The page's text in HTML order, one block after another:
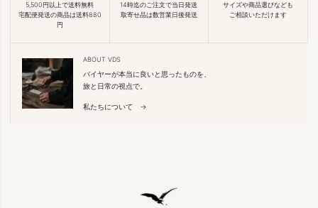
5,500円以上で送料無料
宅配便発送の商品は送料880
円
14時迄のご注文で当日発送
取寄せ品は数営業日後発送
サイズや商品選びなども
ご相談いただけます
ABOUT VDS
バイヤーが本当に良いと思ったものを、
旅と日常の視点で。
私たちについて →